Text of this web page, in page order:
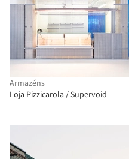
Armazéns
Loja Pizzicarola / Supervoid